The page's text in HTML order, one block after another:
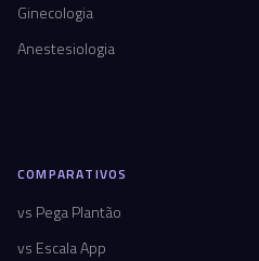
Ginecologia
Anestesiologia
COMPARATIVOS
vs Pega Plantão
vs Escala App